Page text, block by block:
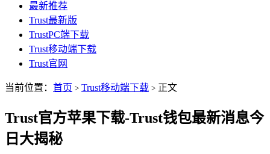
最新推荐
Trust最新版
TrustPC端下载
Trust移动端下载
Trust官网
当前位置： 首页 > Trust移动端下载 > 正文
Trust官方苹果下载-Trust钱包最新消息今
日大揭秘